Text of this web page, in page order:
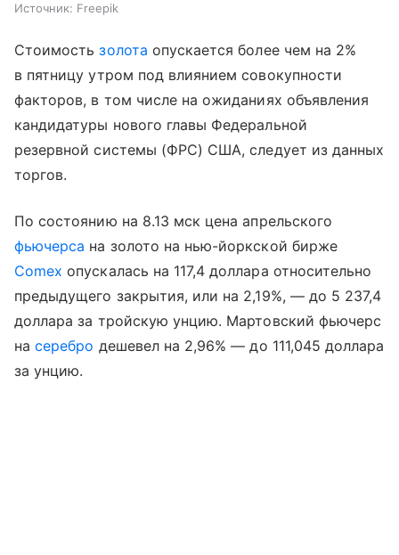
Источник: Freepik
Стоимостьзолота опускается более чем на 2%
в пятницу утром под влиянием совокупности
факторов, в том числе на ожиданиях объявления
кандидатуры нового главы Федеральной
резервной системы (ФРС) США, следует из данных
торгов.
По состоянию на 8.13 мск цена апрельского
фьючерса на золото на нью-йоркской бирже
Comex опускалась на 117,4 доллара относительно
предыдущего закрытия, или на 2,19%, — до 5 237,4
доллара за тройскую унцию. Мартовский фьючерс
насеребро дешевел на 2,96% — до 111,045 доллара
за унцию.